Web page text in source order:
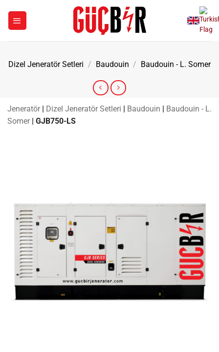
Dizel Jeneratör Setleri / Baudouin / Baudouin - L. Somer
Jeneratör | Dizel Jeneratör Setleri | Baudouin | Baudouin - L.
Somer | GJB750-LS